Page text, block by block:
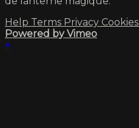
Help Terms Privacy Cookies
Powered by Vimeo
×